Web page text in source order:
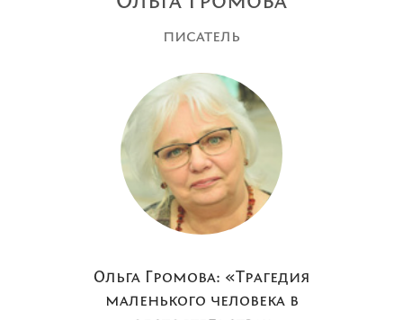
писатель
Ольга Громова: «Трагедия
маленького человека в